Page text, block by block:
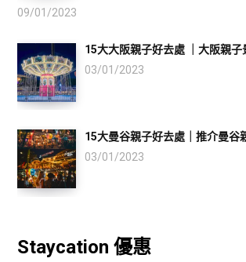
09/01/2023
15大大阪親子好去處 ｜大阪親子
03/01/2023
15大曼谷親子好去處｜推介曼谷
03/01/2023
Staycation 優惠